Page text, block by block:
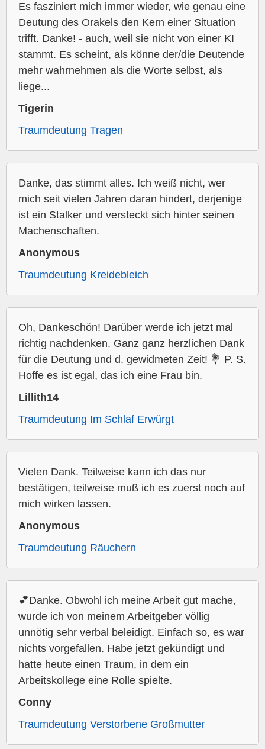
Es fasziniert mich immer wieder, wie genau eine
Deutung des Orakels den Kern einer Situation
trifft. Danke! - auch, weil sie nicht von einer KI
stammt. Es scheint, als könne der/die Deutende
mehr wahrnehmen als die Worte selbst, als
liege...
Tigerin
Traumdeutung Tragen
Danke, das stimmt alles. Ich weiß nicht, wer
mich seit vielen Jahren daran hindert, derjenige
ist ein Stalker und versteckt sich hinter seinen
Machenschaften.
Anonymous
Traumdeutung Kreidebleich
Oh, Dankeschön! Darüber werde ich jetzt mal
richtig nachdenken. Ganz ganz herzlichen Dank
für die Deutung und d. gewidmeten Zeit! 💐 P. S.
Hoffe es ist egal, das ich eine Frau bin.
Lillith14
Traumdeutung Im Schlaf Erwürgt
Vielen Dank. Teilweise kann ich das nur
bestätigen, teilweise muß ich es zuerst noch auf
mich wirken lassen.
Anonymous
Traumdeutung Räuchern
💕Danke. Obwohl ich meine Arbeit gut mache,
wurde ich von meinem Arbeitgeber völlig
unnötig sehr verbal beleidigt. Einfach so, es war
nichts vorgefallen. Habe jetzt gekündigt und
hatte heute einen Traum, in dem ein
Arbeitskollege eine Rolle spielte.
Conny
Traumdeutung Verstorbene Großmutter